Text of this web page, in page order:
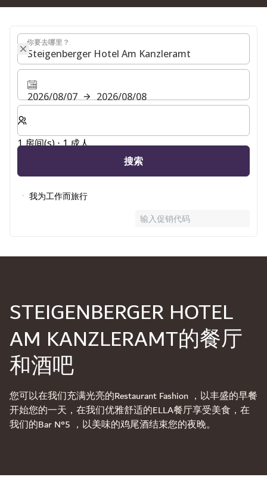
你要去哪里？
你要去哪里？
2026/08/07
2026/08/08
选择房间数和入住人数
1 房间(s) ⋅ 1 成人
搜索
我为工作而旅行
输入促销代码
STEIGENBERGER HOTEL
AM KANZLERAMT的餐厅
和酒吧
您可以在我们充满光亮的Restaurant Fashion ，以丰盛的早餐
开始您的一天，在我们优雅舒适的ELLA餐厅享受美食，在
我们的Bar N°5 ，以美味的鸡尾酒结束您的夜晚。